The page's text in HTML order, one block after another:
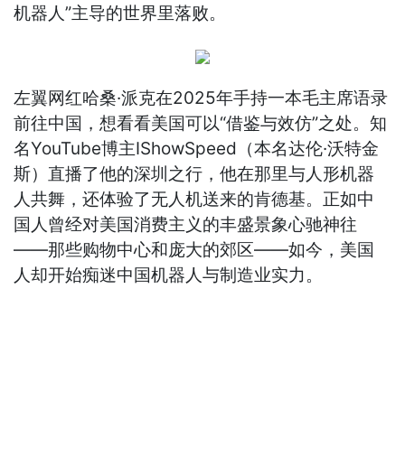
机器人”主导的世界里落败。
左翼网红哈桑·派克在2025年手持一本毛主席语录
前往中国，想看看美国可以“借鉴与效仿”之处。知
名YouTube博主IShowSpeed（本名达伦·沃特金
斯）直播了他的深圳之行，他在那里与人形机器
人共舞，还体验了无人机送来的肯德基。正如中
国人曾经对美国消费主义的丰盛景象心驰神往
——那些购物中心和庞大的郊区——如今，美国
人却开始痴迷中国机器人与制造业实力。